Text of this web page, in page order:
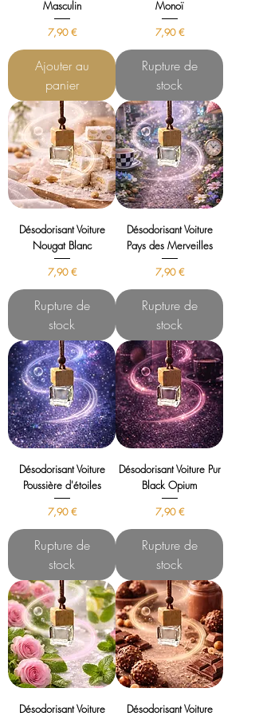
Masculin
Prix
7,90 €
Ajouter au
panier
Monoï
Prix
7,90 €
Rupture de
stock
Désodorisant Voiture
Nougat Blanc
Prix
7,90 €
Rupture de
stock
Désodorisant Voiture
Pays des Merveilles
Prix
7,90 €
Rupture de
stock
Désodorisant Voiture
Poussière d'étoiles
Prix
7,90 €
Rupture de
stock
Désodorisant Voiture Pur
Black Opium
Prix
7,90 €
Rupture de
stock
Désodorisant Voiture
Désodorisant Voiture